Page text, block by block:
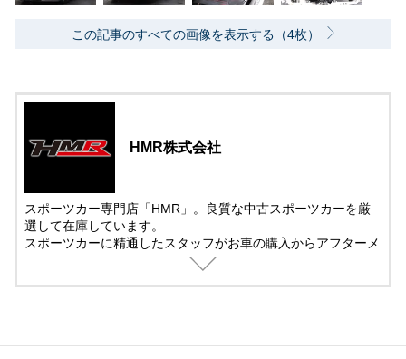
この記事のすべての画像を表示する（4枚）
HMR株式会社
スポーツカー専門店「HMR」。良質な中古スポーツカーを厳
選して在庫しています。
スポーツカーに精通したスタッフがお車の購入からアフターメ
ンテナンス＆チューニングまでサポート。